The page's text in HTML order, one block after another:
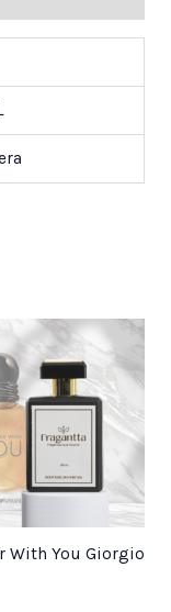
With You Giorgio
Price
$ 25,000
through
$ 55,000